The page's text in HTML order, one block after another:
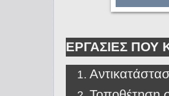
ΕΡΓΑΣΙΕΣ ΠΟΥ